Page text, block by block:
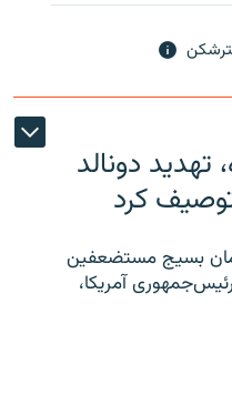
دونالد
کرد
بسیج مستضعفین
آمریکا،